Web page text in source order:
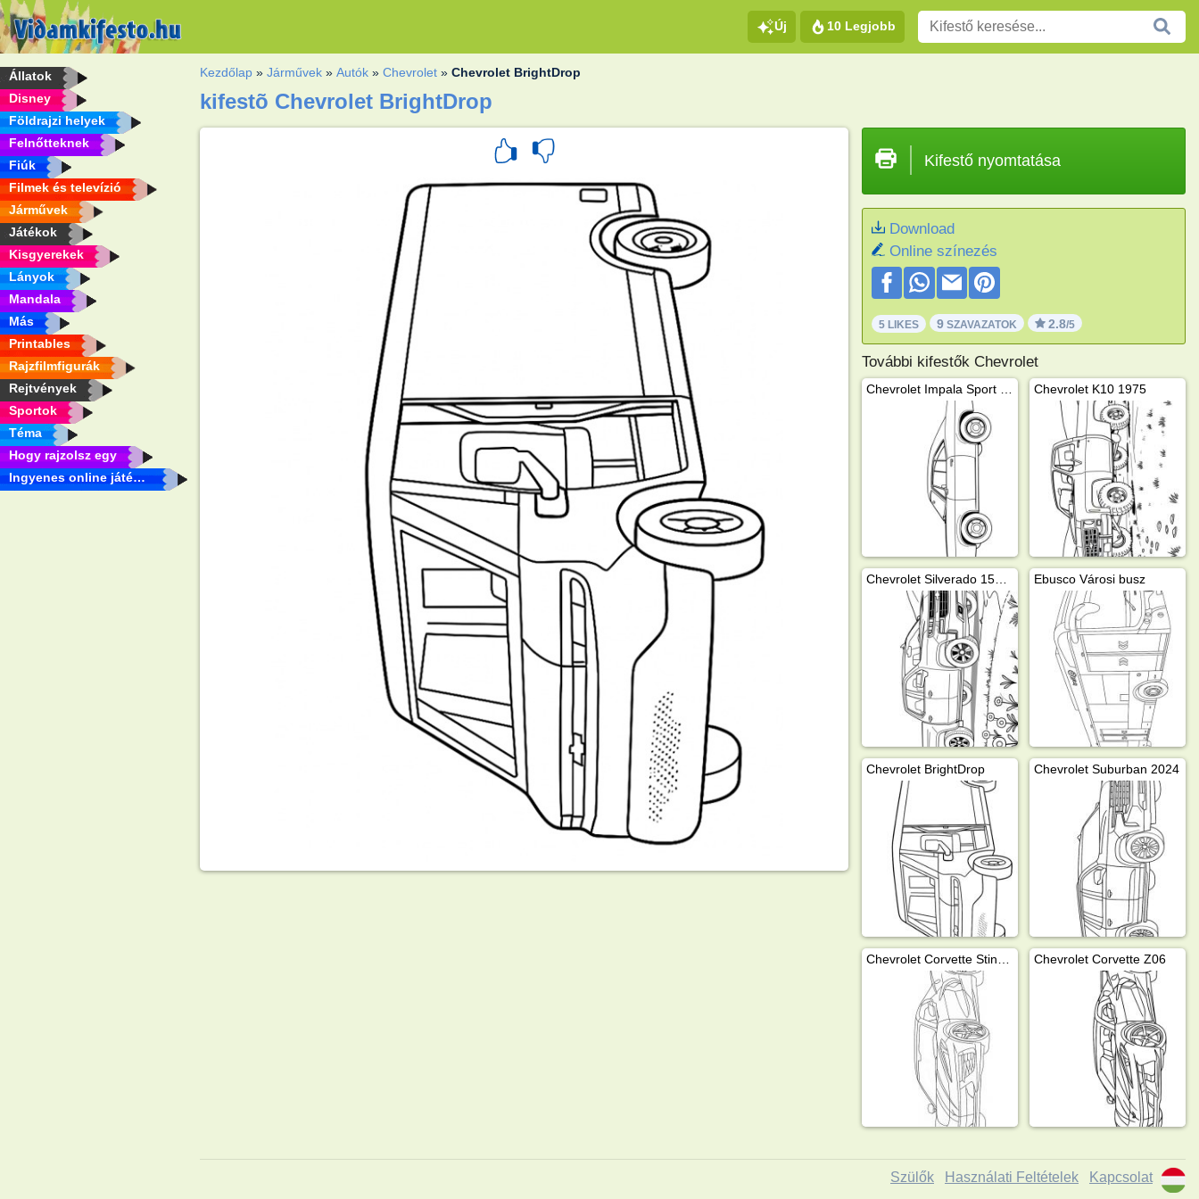
Új 10 Legjobb
Állatok
Disney
Földrajzi helyek
Felnőtteknek
Fiúk
Filmek és televízió
Járművek
Játékok
Kisgyerekek
Lányok
Mandala
Más
Printables
Rajzfilmfigurák
Rejtvények
Sportok
Téma
Hogy rajzolsz egy
Ingyenes online játékok
Kezdőlap »Járművek »Autók »Chevrolet »Chevrolet BrightDrop
kifestõ Chevrolet BrightDrop
Kifestő nyomtatása
Download
Online színezés
5 LIKES 9SZAVAZATOK 2.8/5
További kifestők Chevrolet
Chevrolet K10 1975
Chevrolet Silverado 1500 1999 Ebusco Városi busz
Chevrolet BrightDrop Chevrolet Suburban 2024
Chevrolet Corvette Z06
Szülők Használati Feltételek Kapcsolat